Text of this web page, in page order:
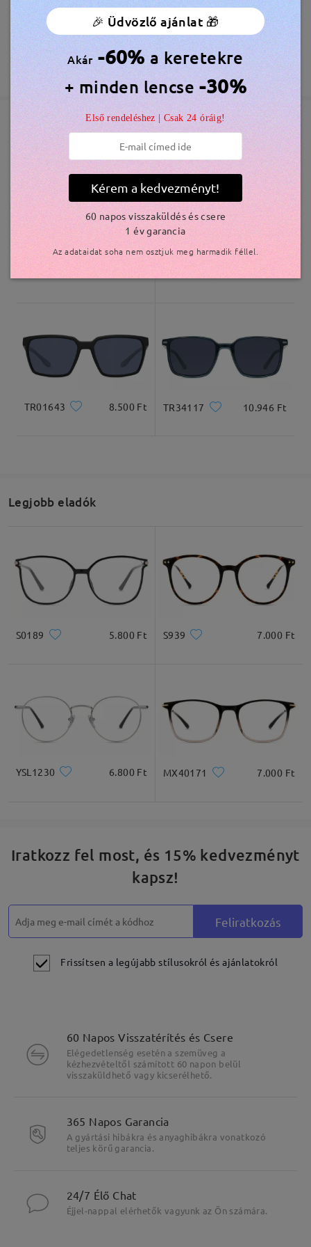
Olvassa el az összes
véleményt
Írjon egy véleményt
Megrendelés leadva
feldolgozási idő
5-7 munkanap részletek
Elküldve
szállítási idő
5-7 munkanap
részletek
Kiszállítva
Ingyenes Karcálló Lencsebevonat Tartozék
60 Napos Visszatérítés és Csere
365 Napos Garancia
Bővebben
Hasonló keretek
M39221 6.800 Ft AC27916 6.800 Ft
TR01643 8.500 Ft TR34117 10.946 Ft
Legjobb eladók
S0189 5.800 Ft S939 7.000 Ft
YSL1230 6.800 Ft MX40171 7.000 Ft
Iratkozz fel most, és 15% kedvezményt
kapsz!
Feliratkozás
Frissítsen a legújabb stílusokról és ajánlatokról
60 Napos Visszatérítés és Csere
Elégedetlenség esetén a szemüveg a
kézhezvételtől számított 60 napon belül
visszaküldhető vagy kicserélhető.
365 Napos Garancia
A gyártási hibákra és anyaghibákra vonatkozó
teljes körű garancia.
24/7 Élő Chat
Éjjel-nappal elérhetők vagyunk az Ön számára.
🎉 Üdvözlő ajánlat 🎁
Akár -60% a keretekre
+ minden lencse -30%
Első rendeléshez | Csak 24 óráig!
Kérem a kedvezményt!
60 napos visszaküldés és csere
1 év garancia
Az adataidat soha nem osztjuk meg harmadik féllel.